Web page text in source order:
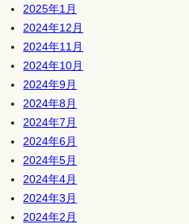
2025年1月
2024年12月
2024年11月
2024年10月
2024年9月
2024年8月
2024年7月
2024年6月
2024年5月
2024年4月
2024年3月
2024年2月